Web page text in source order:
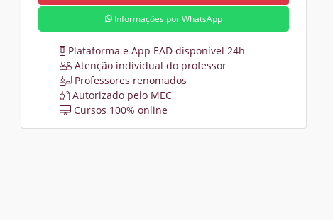
Informações por WhatsApp
Plataforma e App EAD disponível 24h
Atenção individual do professor
Professores renomados
Autorizado pelo MEC
Cursos 100% online